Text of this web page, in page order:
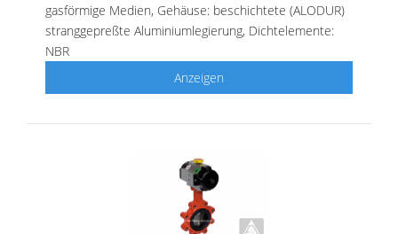
gasförmige Medien, Gehäuse: beschichtete (ALODUR)
stranggepreßte Aluminiumlegierung, Dichtelemente:
NBR
Anzeigen